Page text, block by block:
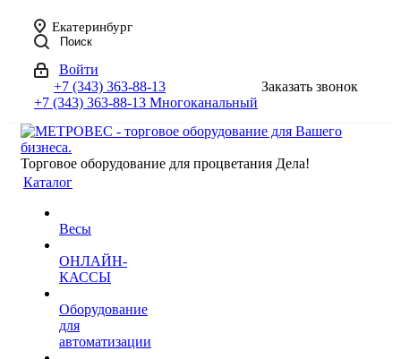
Екатеринбург
Поиск
Войти
+7 (343) 363-88-13
+7 (343) 363-88-13 Многоканальный
Заказать звонок
Торговое оборудование для процветания Дела!
Каталог
Весы
ОНЛАЙН-
КАССЫ
Оборудование
для
автоматизации